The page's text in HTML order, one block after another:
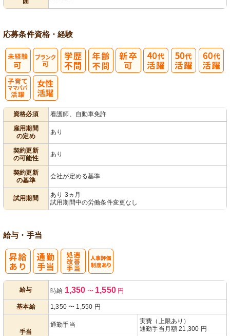
応募条件資格・経験
資格必須
看護師、自動車免許
雇用期間
の定め
あり
契約更新
の可能性
あり
契約更新
の基準
会社が定める基準
試用期間
あり 3ヵ月
試用期間中の労働条件変更なし
給与・手当
給与 時給 1,350 〜 1,550円
基本給 1,350 〜 1,550 円
手当
通勤手当
実費（上限あり）
通勤手当月額 21,300 円